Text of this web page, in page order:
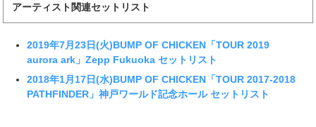
アーティスト関連セットリスト
2019年7月23日(火)BUMP OF CHICKEN「TOUR 2019
aurora ark」Zepp Fukuoka セットリスト
2018年1月17日(水)BUMP OF CHICKEN「TOUR 2017-2018
PATHFINDER」神戸ワールド記念ホール セットリスト